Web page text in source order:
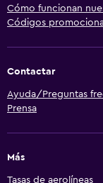
Cómo funcionan
Códigos
Contactar
Ayuda/Preguntas
Prensa
Más
Tasas de aerolíneas